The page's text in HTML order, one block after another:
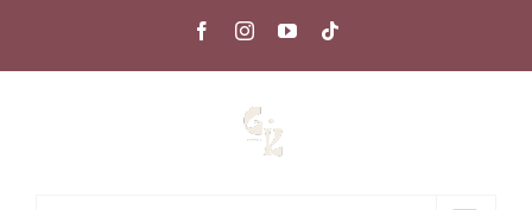
FacebookInstagramYouTube